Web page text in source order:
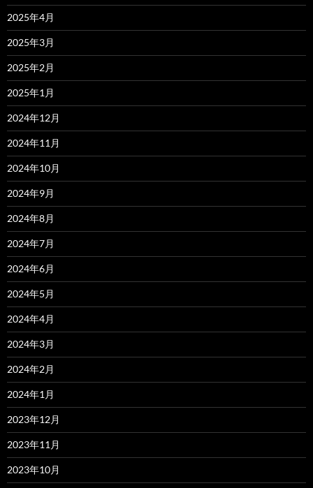
2025年4月
2025年3月
2025年2月
2025年1月
2024年12月
2024年11月
2024年10月
2024年9月
2024年8月
2024年7月
2024年6月
2024年5月
2024年4月
2024年3月
2024年2月
2024年1月
2023年12月
2023年11月
2023年10月